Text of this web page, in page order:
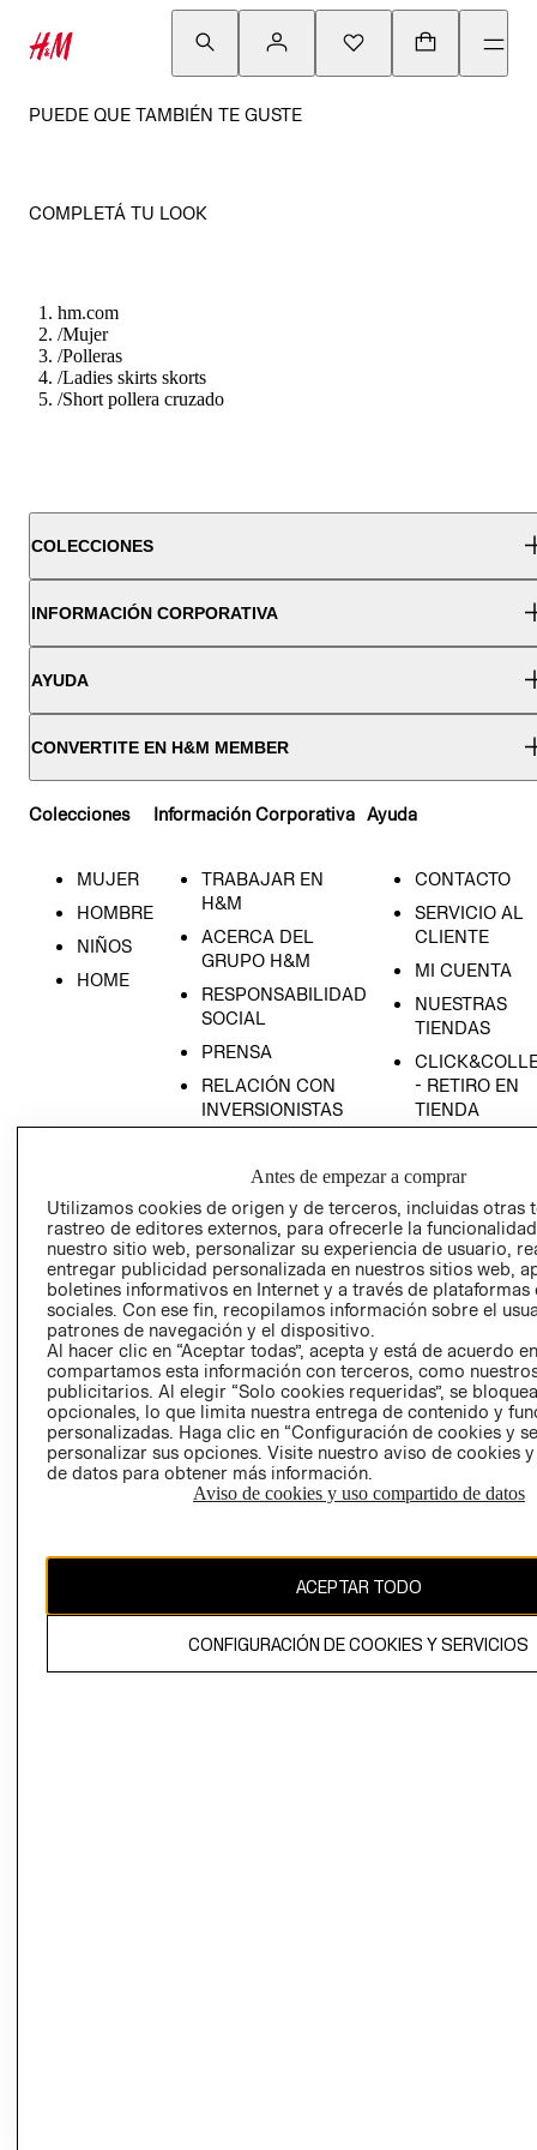
PUEDE QUE TAMBIÉN TE GUSTE
COMPLETÁ TU LOOK
hm.com
/Mujer
/Polleras
/Ladies skirts skorts
/Short pollera cruzado
COLECCIONES
INFORMACIÓN CORPORATIVA
AYUDA
CONVERTITE EN H&M MEMBER
Colecciones
MUJER
HOMBRE
NIÑOS
HOME
Información Corporativa
TRABAJAR EN
H&M
ACERCA DEL
GRUPO H&M
RESPONSABILIDAD
SOCIAL
PRENSA
RELACIÓN CON
INVERSIONISTAS
EMPRESARIAL
Ayuda
CONTACTO
SERVICIO AL
CLIENTE
MI CUENTA
NUESTRAS
TIENDAS
- RETIRO EN
TIENDA
AVISO DE
PRIVACIDAD
GIFT CARD
AVISO DE
COOKIES
Uruguay ($U)
El contenido de esta página web está protegido por copyright y es
propiedad de H&M Hennes & Mauritz AB.
Antes de empezar a comprar
Utilizamos cookies de origen y de terceros, incluidas otras
rastreo de editores externos, para ofrecerle la
nuestro sitio web, personalizar su experiencia de usuario,
entregar publicidad personalizada en nuestros sitios web,
boletines informativos en Internet y a través de plataformas
sociales. Con ese fin, recopilamos información sobre el
patrones de navegación y el dispositivo.
Al hacer clic en “Aceptar todas”, acepta y está de acuerdo
compartamos esta información con terceros, como
publicitarios. Al elegir “Solo cookies requeridas”, se
opcionales, lo que limita nuestra entrega de contenido y
personalizadas. Haga clic en “Configuración de cookies y
personalizar sus opciones. Visite nuestro aviso de cookies
de datos para obtener más información.
Aviso de cookies y uso compartido de datos
ACEPTAR TODO
CONFIGURACIÓN DE COOKIES Y SERVICIOS